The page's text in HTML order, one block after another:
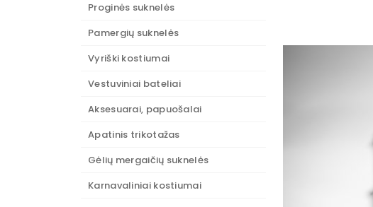
Proginės suknelės
Pamergių suknelės
Vyriški kostiumai
Vestuviniai bateliai
Aksesuarai, papuošalai
Apatinis trikotažas
Gėlių mergaičių suknelės
Karnavaliniai kostiumai